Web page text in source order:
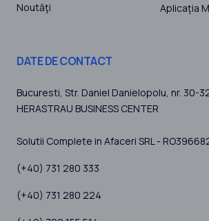
Noutăţi Aplicaţia
DATE DE CONTACT
Bucuresti, Str. Daniel Danielopolu, nr. 30-
HERASTRAU BUSINESS CENTER
Solutii Complete in Afaceri SRL -
(+40) 731 280 333
(+40) 731 280 224